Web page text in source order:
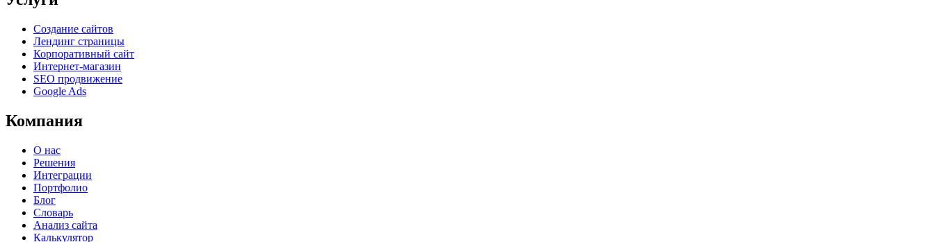
Создание сайтов
Лендинг страницы
Корпоративный сайт
Интернет-магазин
SEO продвижение
Google Ads
Компания
О нас
Решения
Интеграции
Портфолио
Блог
Словарь
Анализ сайта
Калькулятор